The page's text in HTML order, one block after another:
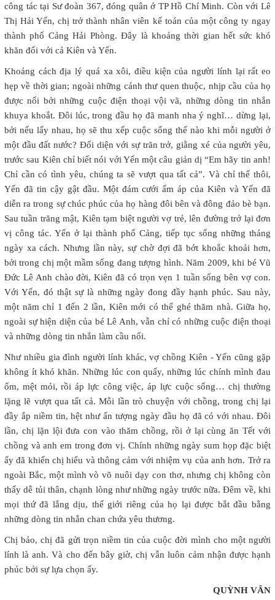
công tác tại Sư đoàn 367, đóng quân ở TP Hồ Chí Minh. Còn với Lê
Thị Hải Yến, chị trở thành nhân viên kế toán của một công ty ngay
thành phố Cảng Hải Phòng. Đây là khoảng thời gian hết sức khó
khăn đối với cả Kiên và Yến.
Khoảng cách địa lý quá xa xôi, điều kiện của người lính lại rất eo
hẹp về thời gian; ngoài những cánh thư quen thuộc, nhịp cầu của họ
được nối bởi những cuộc điện thoại vội vã, những dòng tin nhắn
khuya khoắt. Đôi lúc, trong đầu họ đã manh nha ý nghĩ… dừng lại,
bởi nếu lấy nhau, họ sẽ thu xếp cuộc sống thế nào khi mỗi người ở
một đầu đất nước? Đối diện với sự trăn trở, giằng xé của người yêu,
trước sau Kiên chỉ biết nói với Yến một câu giản dị “Em hãy tin anh!
Chỉ cần có tình yêu, chúng ta sẽ vượt qua tất cả”. Và chỉ thế thôi,
Yến đã tin cậy gật đầu. Một đám cưới ấm áp của Kiên và Yến đã
diễn ra trong sự chúc phúc của họ hàng đôi bên và đông đảo bè bạn.
Sau tuần trăng mật, Kiên tạm biệt người vợ trẻ, lên đường trở lại đơn
vị công tác. Yến ở lại thành phố Cảng, tiếp tục sống những tháng
ngày xa cách. Nhưng lần này, sự chờ đợi đã bớt khoắc khoải hơn,
bởi trong chị một mầm sống đang tượng hình. Năm 2009, khi bé Vũ
Đức Lê Anh chào đời, Kiên đã có trọn vẹn 1 tuần sống bên vợ con.
Với Yến, đó thật sự là những ngày đong đầy hạnh phúc. Sau này,
một năm chỉ 1 đến 2 lần, Kiên mới có thể ghé thăm nhà. Giữa họ,
ngoài sự hiện diện của bé Lê Anh, vẫn chỉ có những cuộc điện thoại
và những dòng tin nhắn làm cầu nối.
Như nhiều gia đình người lính khác, vợ chồng Kiên - Yến cũng gặp
không ít khó khăn. Những lúc con quấy, những lúc chính mình đau
ốm, mệt mỏi, rồi áp lực công việc, áp lực cuộc sống… chị thường
lặng lẽ vượt qua tất cả. Mỗi lần trò chuyện với chồng, trong chị lại
đầy ắp niềm tin, hệt như ấn tượng ngày đầu họ đã có với nhau. Đôi
lần, chị lặn lội đưa con vào thăm chồng, rồi ở lại cùng ăn Tết với
chồng và anh em trong đơn vị. Chính những ngày sum họp đặc biệt
ấy đã khiến chị hiểu và thông cảm với nhiệm vụ của anh hơn. Trở ra
ngoài Bắc, một mình vò võ nuôi dạy con thơ, nhưng chị không còn
thấy dễ tủi thân, chạnh lòng như những ngày trước nữa. Đêm về, khi
mọi thứ đã lắng dịu, thế giới riêng của họ lại được bắt đầu bằng
những dòng tin nhắn chan chứa yêu thương.
Chị bảo, chị đã gửi trọn niềm tin của cuộc đời mình cho một người
lính là anh. Và cho đến bây giờ, chị vẫn luôn cảm nhận được hạnh
phúc bởi sự lựa chọn ấy.
QUỲNH VÂN